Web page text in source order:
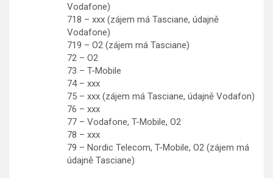
Vodafone)
718 – xxx (zájem má Tasciane, údajně
Vodafone)
719 – O2 (zájem má Tasciane)
72 – O2
73 – T-Mobile
74 – xxx
75 – xxx (zájem má Tasciane, údajně Vodafon)
76 – xxx
77 – Vodafone, T-Mobile, O2
78 – xxx
79 – Nordic Telecom, T-Mobile, O2 (zájem má
údajně Tasciane)